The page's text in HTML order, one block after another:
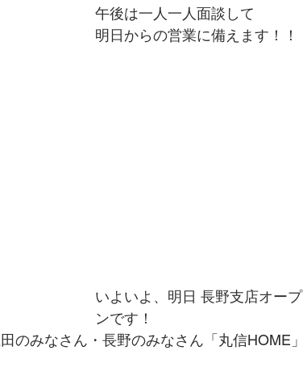
午後は一人一人面談して
明日からの営業に備えます！！
いよいよ、明日 長野支店オープ
ンです！
のみなさん・長野のみなさん「丸信HOME」